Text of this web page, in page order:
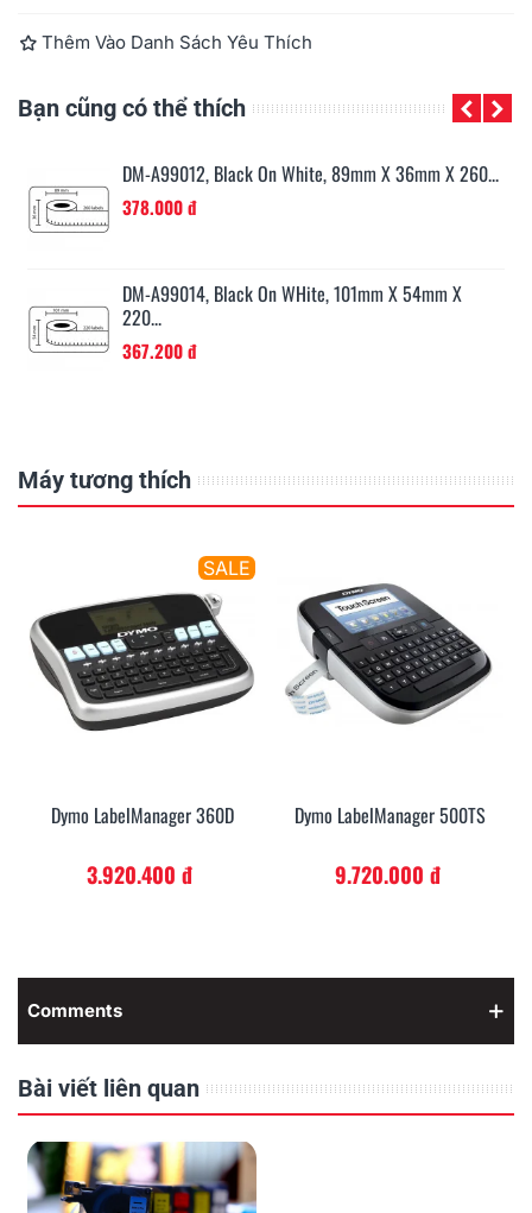
Thêm Vào Danh Sách Yêu Thích
Bạn cũng có thể thích
DM-A99012, Black On White, 89mm X 36mm X 260...
378.000 đ
DM-A99014, Black On WHite, 101mm X 54mm X
220...
367.200 đ
Máy tương thích
SALE
Dymo LabelManager 360D
3.920.400 đ
Dymo LabelManager 500TS
9.720.000 đ
Comments
Bài viết liên quan